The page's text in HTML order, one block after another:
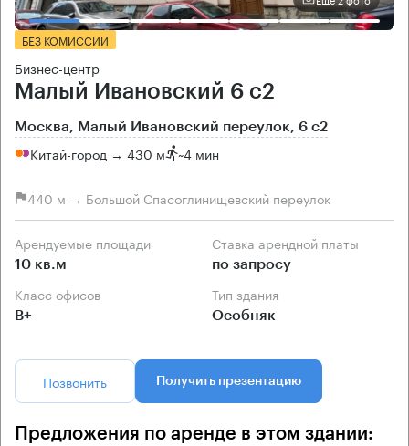
БЕЗ КОМИССИИ
Бизнес-центр
Малый Ивановский 6 с2
Москва, Малый Ивановский переулок, 6 с2
Китай-город → 430 м ~4 мин
440 м → Большой Спасоглинищевский переулок
Арендуемые площади
10 кв.м
Ставка арендной платы
по запросу
Класс офисов
B+
Тип здания
Особняк
Позвонить Получить презентацию
Предложения по аренде в этом здании: